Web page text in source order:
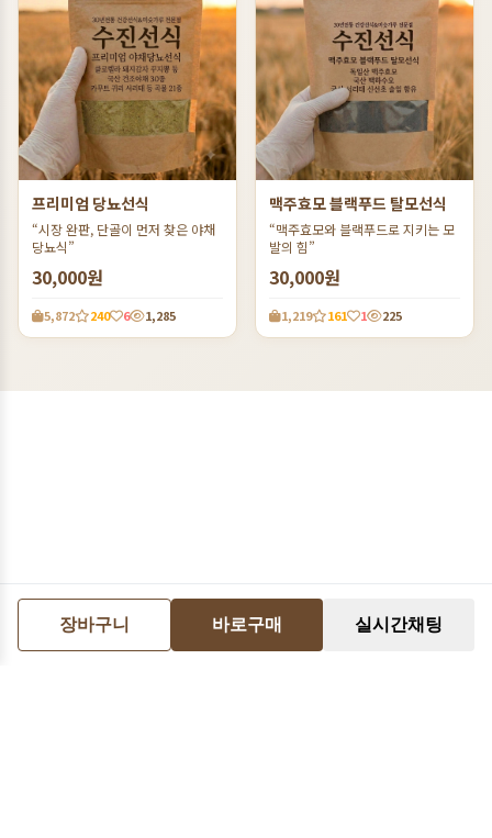
장바구니 바로구매 실시간채팅
프리미엄 당뇨선식
“시장 완판, 단골이 먼저 찾은 야채
당뇨식”
30,000원
5,872 240 6 1,285
맥주효모 블랙푸드 탈모선식
“맥주효모와 블랙푸드로 지키는 모
발의 힘”
30,000원
1,219 161 1 225